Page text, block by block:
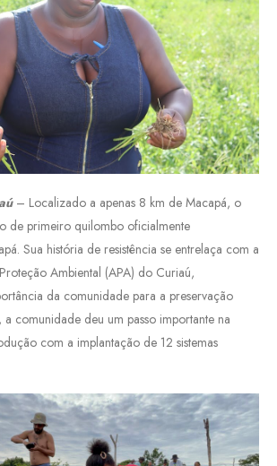
– Localizado a apenas 8 km de Macapá, o
de primeiro quilombo oficialmente
Sua história de resistência se entrelaça com a
Ambiental (APA) do Curiaú,
da comunidade para a preservação
comunidade deu um passo importante na
com a implantação de 12 sistemas